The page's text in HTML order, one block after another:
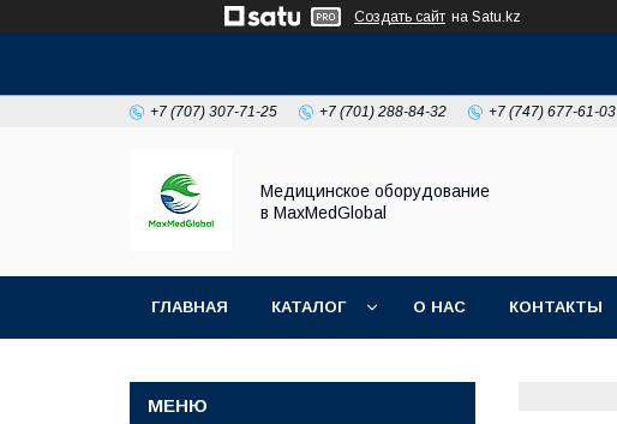
Создать сайт на Satu.kz
+7 (707) 307-71-25 +7 (701) 288-84-32 +7 (747) 677-61-03
Медицинское оборудование
в MaxMedGlobal
ГЛАВНАЯ КАТАЛОГ О НАС КОНТАКТЫ